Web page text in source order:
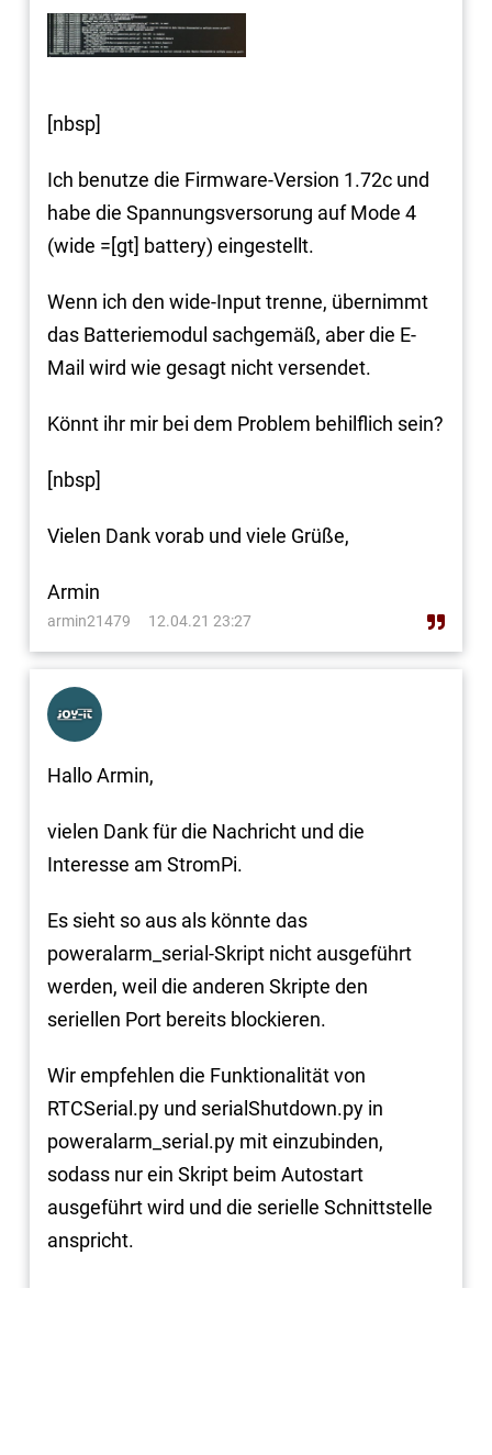
[nbsp]
Ich benutze die Firmware-Version 1.72c und
habe die Spannungsversorung auf Mode 4
(wide =[gt] battery) eingestellt.
Wenn ich den wide-Input trenne, übernimmt
das Batteriemodul sachgemäß, aber die E-
Mail wird wie gesagt nicht versendet.
Könnt ihr mir bei dem Problem behilflich sein?
[nbsp]
Vielen Dank vorab und viele Grüße,
Armin
armin21479 12.04.21 23:27
Hallo Armin,
vielen Dank für die Nachricht und die
Interesse am StromPi.
Es sieht so aus als könnte das
poweralarm_serial-Skript nicht ausgeführt
werden, weil die anderen Skripte den
seriellen Port bereits blockieren.
Wir empfehlen die Funktionalität von
RTCSerial.py und serialShutdown.py in
poweralarm_serial.py mit einzubinden,
sodass nur ein Skript beim Autostart
ausgeführt wird und die serielle Schnittstelle
anspricht.